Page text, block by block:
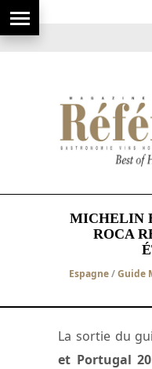
MICHELIN
ROCA
Espagne/Guide
La sortie du
et Portugal